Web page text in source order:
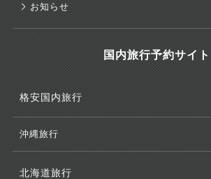
お知らせ
国内旅行予約サイト
格安国内旅行
沖縄旅行
北海道旅行